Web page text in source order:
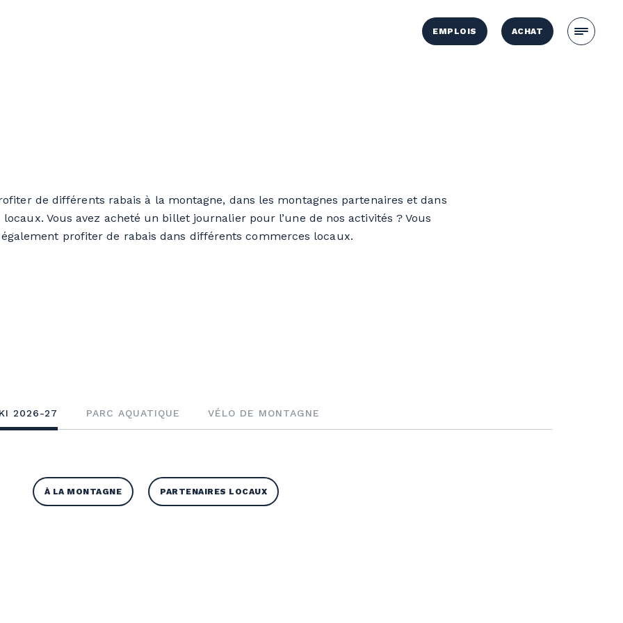
EMPLOIS ACHAT
de différents rabais à la montagne, dans les montagnes partenaires et dans
Vous avez acheté un billet journalier pour l’une de nos activités ? Vous
profiter de rabais dans différents commerces locaux.
2026-27 PARC AQUATIQUE VÉLO DE MONTAGNE
À LA MONTAGNE PARTENAIRES LOCAUX